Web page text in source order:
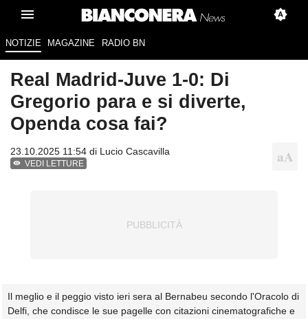
NOTIZIE MAGAZINE RADIO BN
Real Madrid-Juve 1-0: Di
Gregorio para e si diverte,
Openda cosa fai?
23.10.2025 11:54 di Lucio Cascavilla
VEDI LETTURE
Il meglio e il peggio visto ieri sera al Bernabeu secondo l'Oracolo di
Delfi, che condisce le sue pagelle con citazioni cinematografiche e